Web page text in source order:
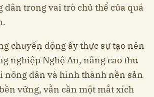
dân trong vai trò chủ thể của quá
chuyển động ấy thực sự tạo nên
nghiệp Nghệ An, nâng cao thu
nông dân và hình thành nền sản
vững, vẫn cần một mắt xích